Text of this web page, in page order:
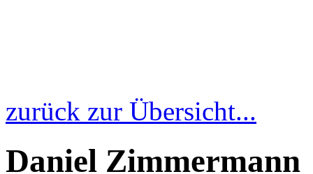
zurück zur Übersicht...
Daniel Zimmermann